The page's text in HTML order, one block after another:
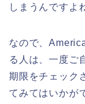
しまうんですよ
なので、
る人は、一度ご
期限をチェック
てみてはいかが